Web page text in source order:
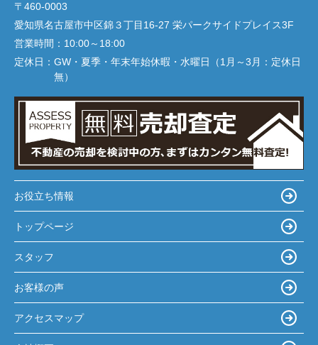
〒460-0003
愛知県名古屋市中区錦３丁目16-27 栄パークサイドプレイス3F
営業時間： 10:00～18:00
定休日： GW・夏季・年末年始休暇・水曜日（1月～3月：定休日
無）
お役立ち情報
トップページ
スタッフ
お客様の声
アクセスマップ